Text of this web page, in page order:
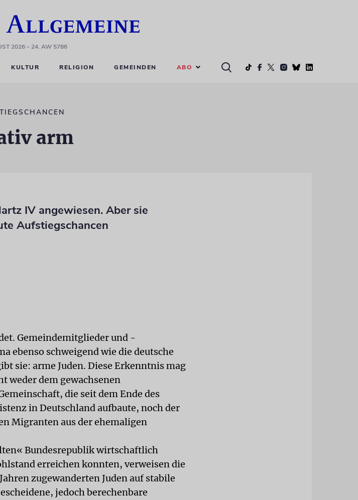
2026– 24. AW 5786
KULTUR RELIGION GEMEINDEN ABO
arm
IV angewiesen. Aber sie
Aufstiegschancen
Gemeindemitglieder und -
ebenso schweigend wie die deutsche
sie: arme Juden. Diese Erkenntnis mag
weder dem gewachsenen
die seit dem Ende des
in Deutschland aufbaute, noch der
Migranten aus der ehemaligen
Bundesrepublik wirtschaftlich
erreichen konnten, verweisen die
zugewanderten Juden auf stabile
jedoch berechenbare